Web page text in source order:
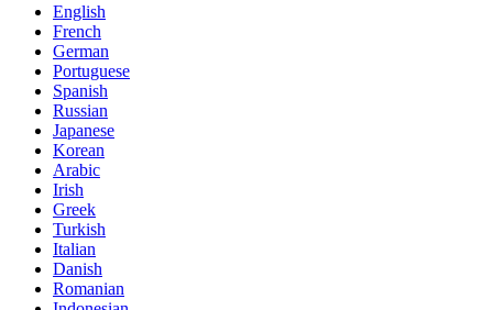
English
French
German
Portuguese
Spanish
Russian
Japanese
Korean
Arabic
Irish
Greek
Turkish
Italian
Danish
Romanian